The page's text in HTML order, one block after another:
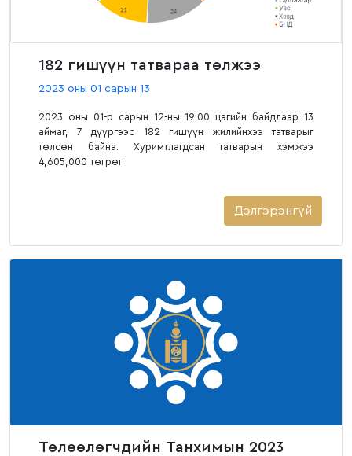
182 гишүүн татвараа төлжээ
2023 оны 01 сарын 13
2023 оны 01-р сарын 12-ны 19:00 цагийн байдлаар 13
аймаг, 7 дүүргээс 182 гишүүн жилийнхээ татварыг
төлсөн байна. Хуримтлагдсан татварын хэмжээ
4,605,000 төгрөг
Дэлгэрэнгүй
Төлөөлөгчдийн Танхимын 2023